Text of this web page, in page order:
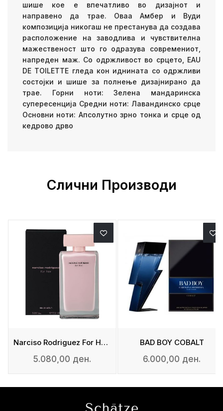
шише кое е впечатливо во дизајнот и
направено да трае. Оваа Амбер и Вуди
композиција никогаш не престанува да создава
расположение на заводлива и чувствителна
мажественост што го одразува современиот,
напреден маж. Со одржливост во срцето, EAU
DE TOILETTE гледа кон иднината со одржливи
состојки и шише за полнење дизајнирано да
трае. Горни ноти: Зелена мандаринска
супересенција Средни ноти: Лавандинско срце
Основни ноти: Апсолутно зрно тонка и срце од
кедрово дрво
Слични Производи
Narciso Rodriguez For Her - Edp
5.080,00 ден.
BAD BOY COBALT
6.000,00 ден.